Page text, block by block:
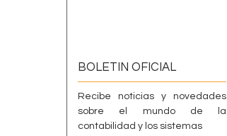
BOLETIN OFICIAL
Recibe noticias y novedades
sobre el mundo de la
contabilidad y los sistemas